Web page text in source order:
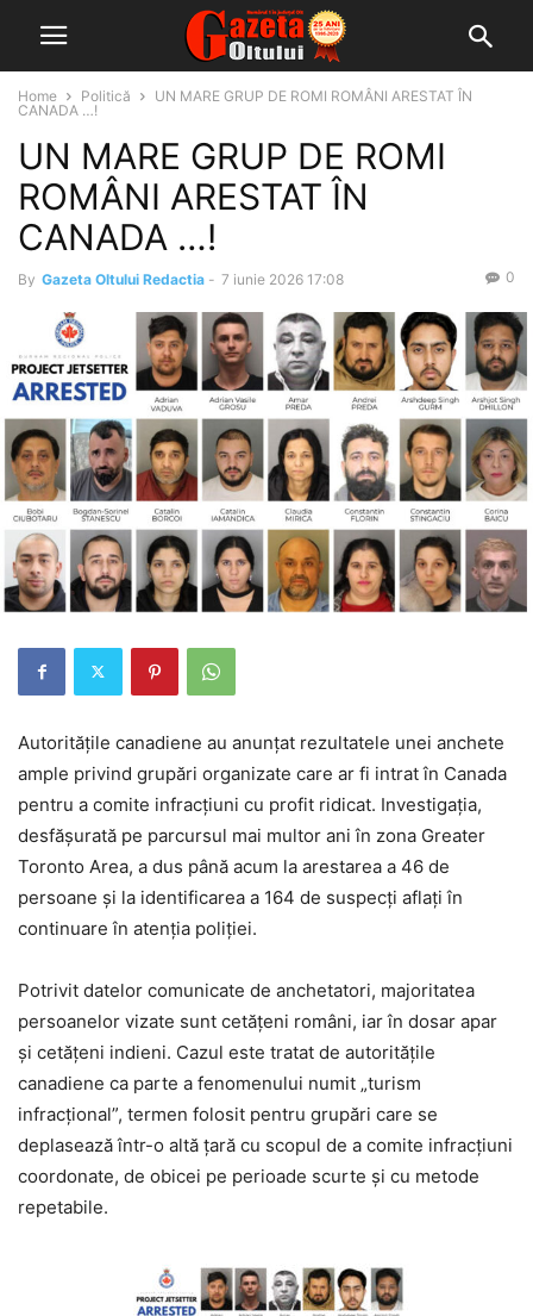
Home Politică
UN MARE GRUP DE ROMI ROMÂNI ARESTAT ÎN
CANADA …!
UN MARE GRUP DE ROMI
ROMÂNI ARESTAT ÎN
CANADA …!
By Gazeta Oltului Redactia - 7 iunie 2026 17:08 0
Autoritățile canadiene au anunțat rezultatele unei anchete
ample privind grupări organizate care ar fi intrat în Canada
pentru a comite infracțiuni cu profit ridicat. Investigația,
desfășurată pe parcursul mai multor ani în zona Greater
Toronto Area, a dus până acum la arestarea a 46 de
persoane și la identificarea a 164 de suspecți aflați în
continuare în atenția poliției.
Potrivit datelor comunicate de anchetatori, majoritatea
persoanelor vizate sunt cetățeni români, iar în dosar apar
și cetățeni indieni. Cazul este tratat de autoritățile
canadiene ca parte a fenomenului numit „turism
infracțional”, termen folosit pentru grupări care se
deplasează într-o altă țară cu scopul de a comite infracțiuni
coordonate, de obicei pe perioade scurte și cu metode
repetabile.